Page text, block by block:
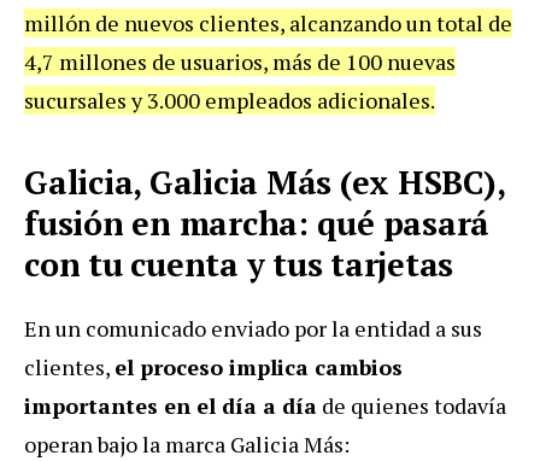
millón de nuevos clientes, alcanzando un total de
4,7 millones de usuarios, más de 100 nuevas
sucursales y 3.000 empleados adicionales.
Galicia, Galicia Más (ex HSBC),
fusión en marcha: qué pasará
con tu cuenta y tus tarjetas
En un comunicado enviado por la entidad a sus
clientes, el proceso implica cambios
importantes en el día a día de quienes todavía
operan bajo la marca Galicia Más: